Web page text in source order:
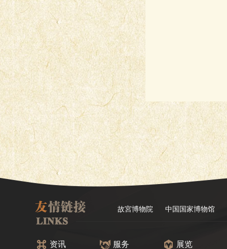
故宮博物院 中国国家博物馆
资讯 服务 展览